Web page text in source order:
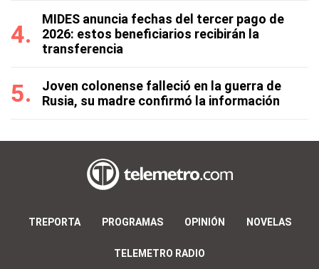
MIDES anuncia fechas del tercer pago de
2026: estos beneficiarios recibirán la
transferencia
Joven colonense falleció en la guerra de
Rusia, su madre confirmó la información
TREPORTA PROGRAMAS OPINIÓN NOVELAS
TELEMETRO RADIO